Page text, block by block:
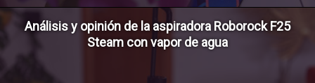
Análisis y opinión de la aspiradora Roborock F25
Steam con vapor de agua